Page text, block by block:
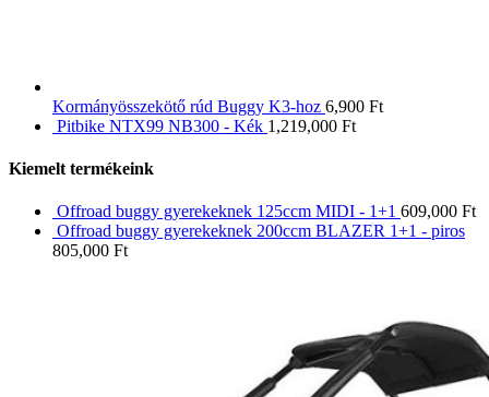
Kormányösszekötő rúd Buggy K3-hoz 6,900 Ft
Pitbike NTX99 NB300 - Kék 1,219,000 Ft
Kiemelt termékeink
Offroad buggy gyerekeknek 125ccm MIDI - 1+1 609,000 Ft
Offroad buggy gyerekeknek 200ccm BLAZER 1+1 - piros
805,000 Ft